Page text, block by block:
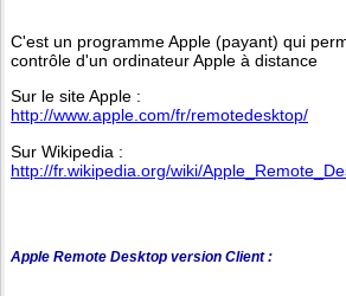
C'est un programme Apple (payant) qui
contrôle d'un ordinateur Apple à distance
Sur le site Apple :
http://www.apple.com/fr/remotedesktop/
Sur Wikipedia :
http://fr.wikipedia.org/wiki/
Apple Remote Desktop version Client :